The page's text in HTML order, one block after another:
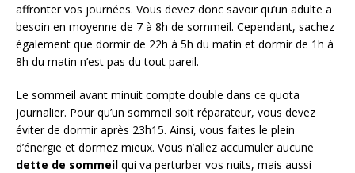
affronter vos journées. Vous devez donc savoir qu’un adulte a
besoin en moyenne de 7 à 8h de sommeil. Cependant, sachez
également que dormir de 22h à 5h du matin et dormir de 1h à
8h du matin n’est pas du tout pareil.
Le sommeil avant minuit compte double dans ce quota
journalier. Pour qu’un sommeil soit réparateur, vous devez
éviter de dormir après 23h15. Ainsi, vous faites le plein
d’énergie et dormez mieux. Vous n’allez accumuler aucune
dette de sommeil qui va perturber vos nuits, mais aussi